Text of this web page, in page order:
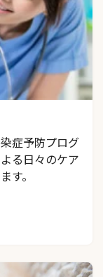
症予防プログ
る日々のケア
す。